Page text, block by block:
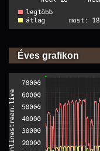
Éves grafikon